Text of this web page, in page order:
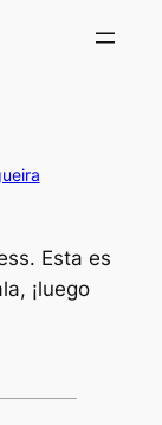
Esta es
¡luego